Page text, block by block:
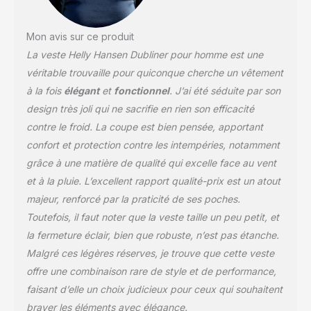
performance durable
Mon avis sur ce produit
La veste Helly Hansen Dubliner pour homme est une
véritable trouvaille pour quiconque cherche un vêtement
à la fois élégantet fonctionnel. J’ai été séduite par son
design très joli qui ne sacrifie en rien son efficacité
contre le froid. La coupe est bien pensée, apportant
confort et protection contre les intempéries, notamment
grâce à une matière de qualité qui excelle face au vent
et à la pluie. L’excellent rapport qualité-prix est un atout
majeur, renforcé par la praticité de ses poches.
Toutefois, il faut noter que la veste taille un peu petit, et
la fermeture éclair, bien que robuste, n’est pas étanche.
Malgré ces légères réserves, je trouve que cette veste
offre une combinaison rare de style et de performance,
faisant d’elle un choix judicieux pour ceux qui souhaitent
braver les éléments avec élégance.